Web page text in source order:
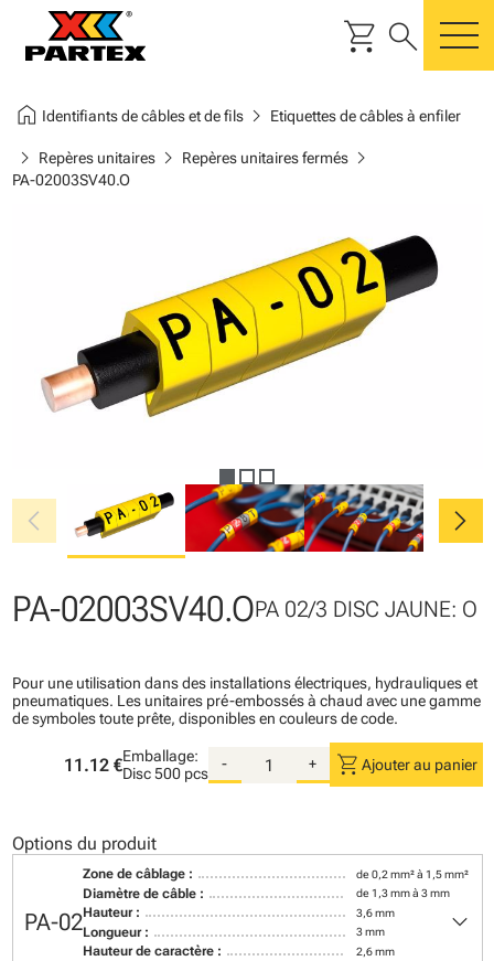
shopping_cart search
home Identifiants de câbles et de filschevron_right Etiquettes de câbles à enfiler
chevron_right Repères unitaireschevron_right Repères unitaires ferméschevron_right
PA-02003SV40.O
chevron_left chevron_right
PA-02003SV40.OPA 02/3 DISC JAUNE: O
Pour une utilisation dans des installations électriques, hydrauliques et
pneumatiques. Les unitaires pré-embossés à chaud avec une gamme
de symboles toute prête, disponibles en couleurs de code.
11.12 €Emballage:
Disc500 pcs
- + shopping_cart Ajouter au panier
Options du produit
PA-02
Zone de câblage : de 0,2 mm² à 1,5 mm²
Diamètre de câble : de 1,3 mm à 3 mm
Hauteur : 3,6 mm
Longueur : 3 mm
Hauteur de caractère : 2,6 mm
keyboard_arrow_down